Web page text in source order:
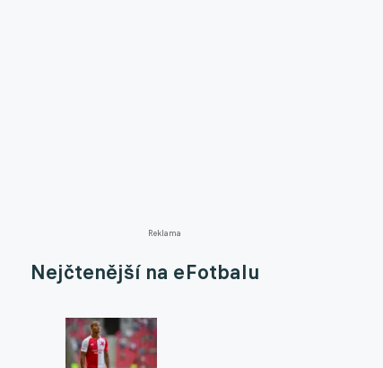
Reklama
Nejčtenější na eFotbalu